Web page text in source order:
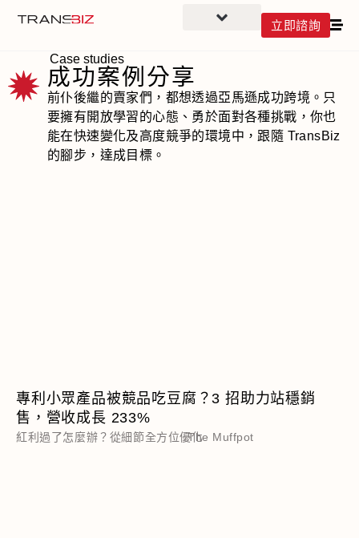
立即諮詢
Case studies
成功案例分享
前仆後繼的賣家們，都想透過亞馬遜成功跨境。只
要擁有開放學習的心態、勇於面對各種挑戰，你也
能在快速變化及高度競爭的環境中，跟隨 TransBiz
的腳步，達成目標。
專利小眾產品被競品吃豆腐？3 招助力站穩銷
售，營收成長 233%
紅利過了怎麼辦？從細節全方位優化The Muffpot